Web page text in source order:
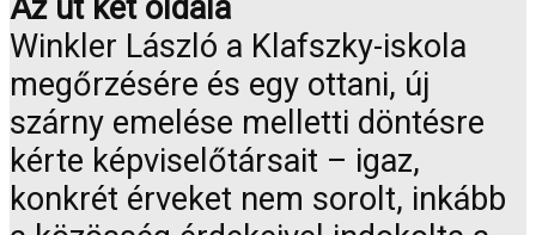
Az út két oldala
Winkler László a Klafszky-iskola
megőrzésére és egy ottani, új
szárny emelése melletti döntésre
kérte képviselőtársait – igaz,
konkrét érveket nem sorolt, inkább